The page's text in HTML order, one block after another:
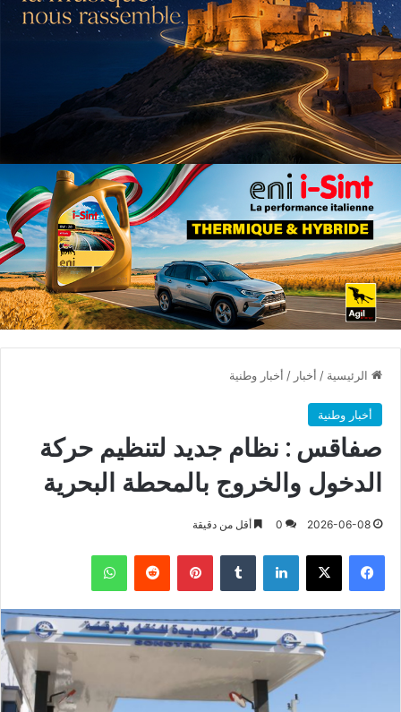
الرئيسية / أخبار / أخبار وطنية
أخبار وطنية
صفاقس : نظام جديد لتنظيم حركة
الدخول والخروج بالمحطة البحرية
2026-06-08
0 أقل من دقيقة
فيسبوك X لينكدإن بينتيريست واتساب